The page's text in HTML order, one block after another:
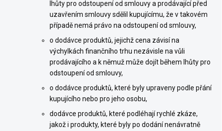
lhůty pro odstoupení od smlouvy a prodávající před
uzavřením smlouvy sdělil kupujícímu, že v takovém
případě nemá právo na odstoupení od smlouvy,
o dodávce produktů, jejichž cena závisí na
výchylkách finančního trhu nezávisle na vůli
prodávajícího a k němuž může dojít během lhůty pro
odstoupení od smlouvy,
o dodávce produktů, které byly upraveny podle přání
kupujícího nebo pro jeho osobu,
dodávce produktů, které podléhají rychlé zkáze,
jakož i produkty, které byly po dodání nenávratně